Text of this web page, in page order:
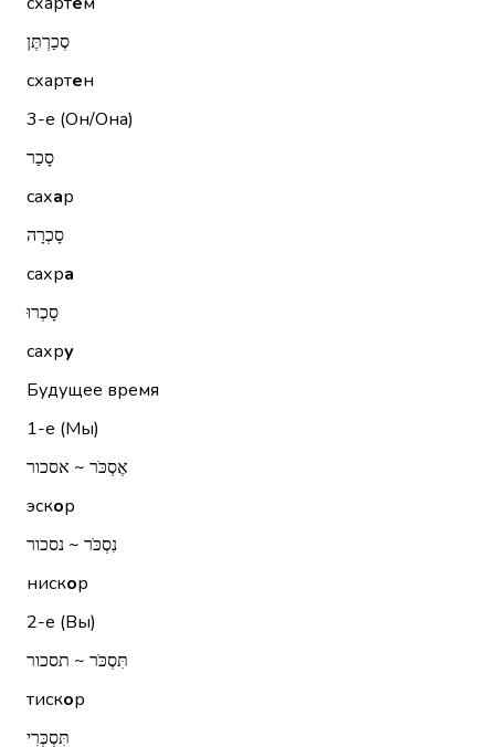
סְכַרְתֶּן
схартен
3-е (Он/Она)
סָכַר
сахар
סָכְרָה
сахра
סָכְרוּ
сахру
Будущее время
1-е (Мы)
אֶסְכֹּר ~ אסכור
эскор
נִסְכֹּר ~ נסכור
нискор
2-е (Вы)
תִּסְכֹּר ~ תסכור
тискор
תִּסְכְּרִי